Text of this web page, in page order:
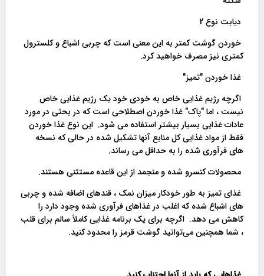
دیابت نوع 2
خوردن گوشت کمتر به این معنی است که چربی اشباع و کلسترول
کمتری نیز مصرف خواهید کرد.
غذا خوردن "تمیز"
اگرچه رژیم غذایی خاص به خودی خود یک رژیم غذایی خاص
نیست ، اما "پاک" غذا خوردن اصطلاحی است که در بحثی در مورد
عادات غذایی بسیار بیشتر استفاده می شود. این نوع غذا خوردن
فقط از مواد غذایی کل منابع آنها تشکیل شده در حالی که نسخه
های فرآوری شده را به حداقل می رساند.
محصولات کنسرو شده و منجمد از این قاعده مستثنی هستند.
غذای تمیز به طور خودکار میزان نمک ، قندهای اضافه شده و چربی
های اشباع شده که اغلب در غذاهای فرآوری شده وجود دارد را
کاهش می دهد. اگرچه برای یک برنامه غذایی کاملاً سالم برای قلب
، شما همچنین می‌توانید گوشت قرمز را محدود کنید.